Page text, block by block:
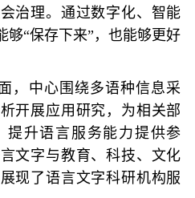
治理。通过数字化、智能
够“保存下来”，也能够更好
，中心围绕多语种信息采
开展应用研究，为相关部
提升语言服务能力提供参
文字与教育、科技、文化
现了语言文字科研机构服